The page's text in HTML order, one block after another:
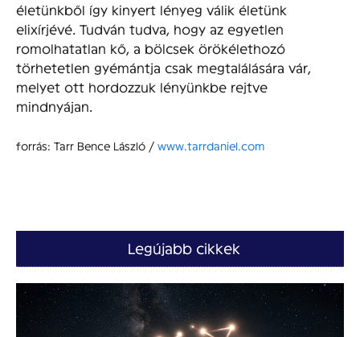
életünkből így kinyert lényeg válik életünk
elixírjévé. Tudván tudva, hogy az egyetlen
romolhatatlan kő, a bölcsek örökélethozó
törhetetlen gyémántja csak megtalálására vár,
melyet ott hordozzuk lényünkbe rejtve
mindnyájan.
forrás: Tarr Bence László / www.tarrdaniel.com
Legújabb cikkek